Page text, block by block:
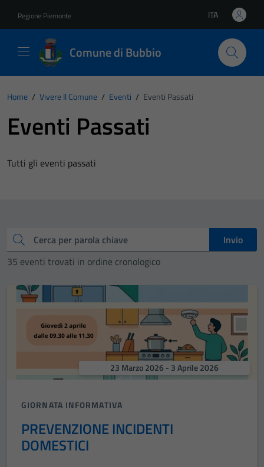
Regione Piemonte Lingua attiva:
ITA
Comune di Bubbio
Home / Vivere Il Comune / Eventi / Eventi Passati
Eventi Passati
Tutti gli eventi passati
Cerca
Invio
35 eventi trovati in ordine cronologico
23 Marzo 2026 - 3 Aprile 2026
GIORNATA INFORMATIVA
PREVENZIONE INCIDENTI
DOMESTICI